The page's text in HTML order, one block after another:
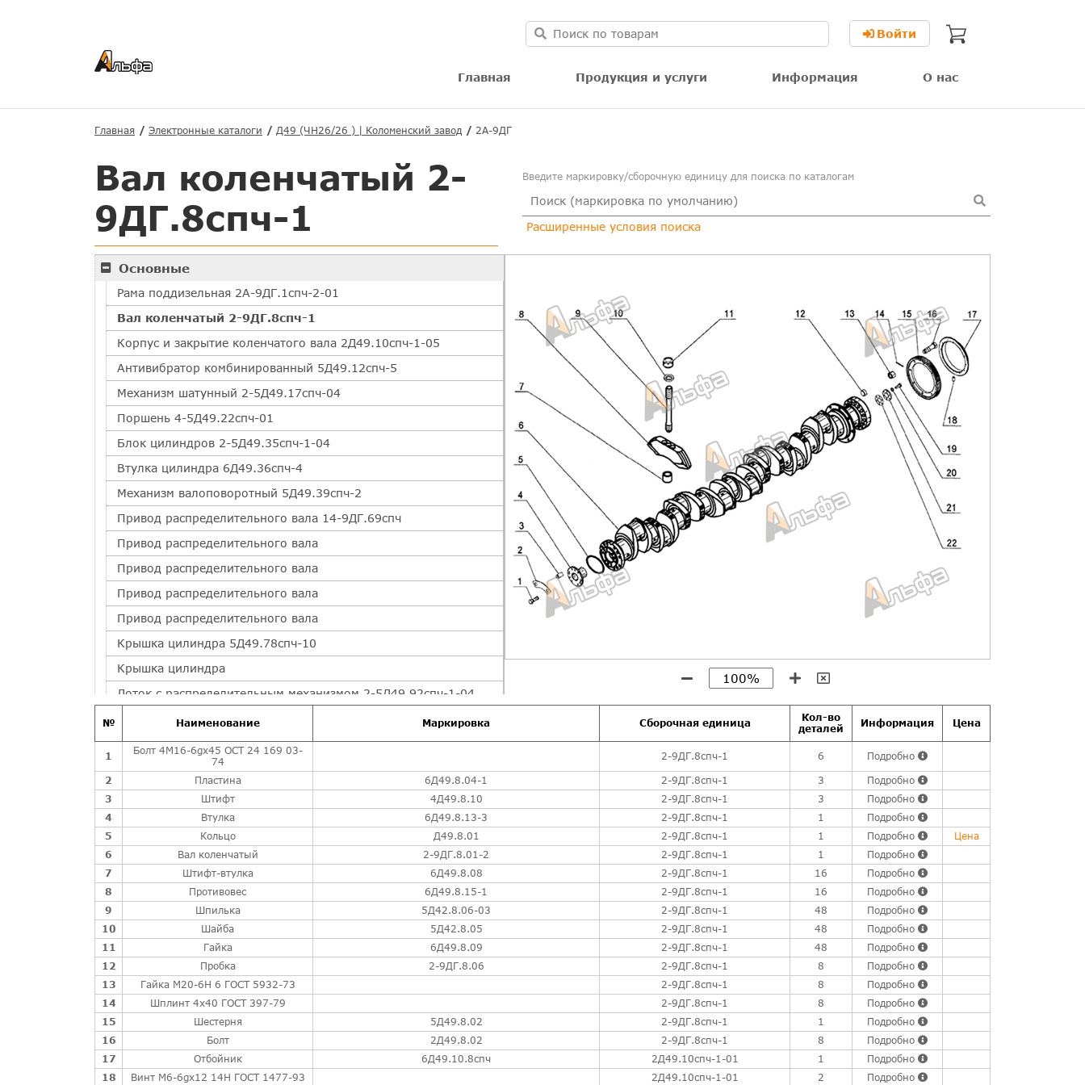
Войти
Главная Продукция и услуги Информация О нас
Главная Электронные каталоги Д49 (ЧН26/26 ) | Коломенский завод 2А-9ДГ
Вал коленчатый 2-
9ДГ.8спч-1
Введите маркировку/сборочную единицу для поиска по каталогам
Расширенные условия поиска
Основные
Рама поддизельная 2А-9ДГ.1спч-2-01
Вал коленчатый 2-9ДГ.8спч-1
Корпус и закрытие коленчатого вала 2Д49.10спч-1-05
Антивибратор комбинированный 5Д49.12спч-5
Механизм шатунный 2-5Д49.17спч-04
Поршень 4-5Д49.22спч-01
Блок цилиндров 2-5Д49.35спч-1-04
Втулка цилиндра 6Д49.36спч-4
Механизм валоповоротный 5Д49.39спч-2
Привод распределительного вала 14-9ДГ.69спч
Привод распределительного вала
Привод распределительного вала
Привод распределительного вала
Привод распределительного вала
Крышка цилиндра 5Д49.78спч-10
Крышка цилиндра
Лоток с распределительным механизмом 2-5Д49.92спч-1-04
Лоток с распределительным механизмом
Лоток с распределительным механизмом
Кран индикаторный
Привод насосов 2А-9ДГ.1.28спч
Привод насосов
Привод насосов
Привод насосов
Привод насосов
Выключатель предельный 3В-6Д49.140спч-05
Выключатель предельный
Система охлаждения
Масляная система
Топливная система
Воздушная система
Дополнительное оборудование
№ Наименование Маркировка Сборочная единица
Кол-во
деталей
Информация Цена
1
Болт 4М16-6gх45 ОСТ 24 169 03-
74
2-9ДГ.8спч-1 6
Подробно
2
Пластина 6Д49.8.04-1 2-9ДГ.8спч-1 3
Подробно
3
Штифт 4Д49.8.10 2-9ДГ.8спч-1 3
Подробно
4
Втулка 6Д49.8.13-3 2-9ДГ.8спч-1 1
Подробно
5
Кольцо Д49.8.01 2-9ДГ.8спч-1 1 Подробно
Цена
6
Вал коленчатый 2-9ДГ.8.01-2 2-9ДГ.8спч-1 1
Подробно
7
Штифт-втулка 6Д49.8.08 2-9ДГ.8спч-1 16
Подробно
8
Противовес 6Д49.8.15-1 2-9ДГ.8спч-1 16
Подробно
9
Шпилька 5Д42.8.06-03 2-9ДГ.8спч-1 48
Подробно
10
Шайба 5Д42.8.05 2-9ДГ.8спч-1 48
Подробно
11
Гайка 6Д49.8.09 2-9ДГ.8спч-1 48
Подробно
12
Пробка 2-9ДГ.8.06 2-9ДГ.8спч-1 8
Подробно
13
Гайка М20-6Н 6 ГОСТ 5932-73 2-9ДГ.8спч-1 8
Подробно
14
Шплинт 4х40 ГОСТ 397-79 2-9ДГ.8спч-1 8
Подробно
15
Шестерня 5Д49.8.02 2-9ДГ.8спч-1 1
Подробно
16
Болт 2Д49.8.02 2-9ДГ.8спч-1 8
Подробно
17
Отбойник 6Д49.10.8спч 2Д49.10спч-1-01 1
Подробно
18
Винт М6-6gх12 14Н ГОСТ 1477-93 2Д49.10спч-1-01 2 Подробно